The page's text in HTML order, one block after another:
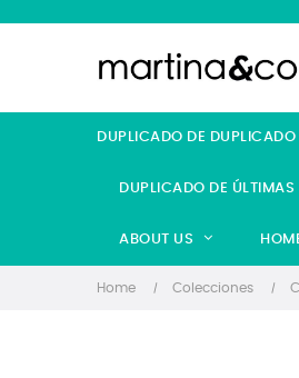
DUPLICADO DE
DUPLICADO DE ÚLTIMAS
ABOUT US
Home Colecciones